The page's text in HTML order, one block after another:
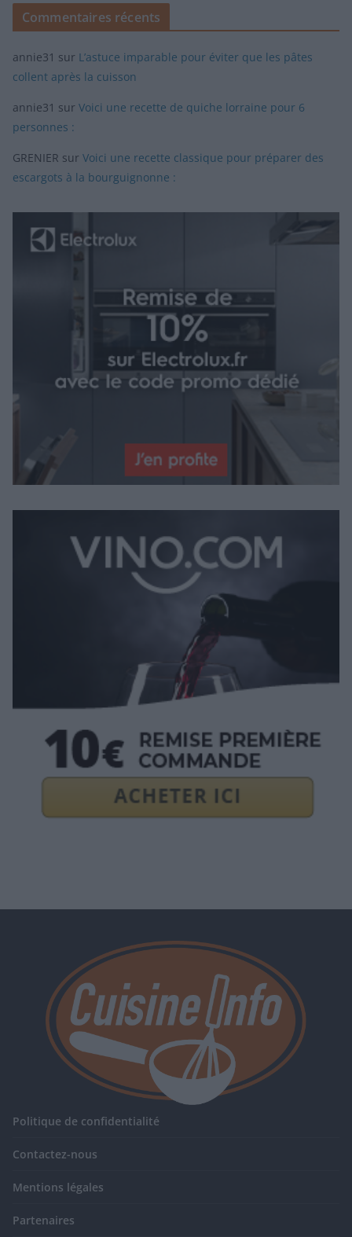
Commentaires récents
annie31 sur L’astuce imparable pour éviter que les pâtes
collent après la cuisson
annie31 sur Voici une recette de quiche lorraine pour 6
personnes :
GRENIER sur Voici une recette classique pour préparer des
escargots à la bourguignonne :
Politique de confidentialité
Contactez-nous
Mentions légales
Partenaires